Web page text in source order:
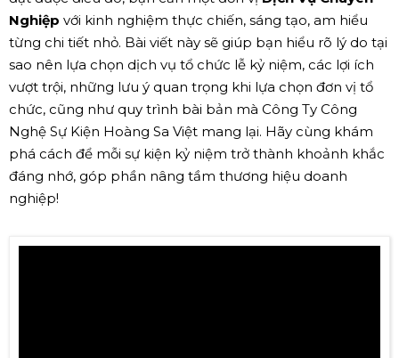
Nghiệp với kinh nghiệm thực chiến, sáng tạo, am hiểu
từng chi tiết nhỏ. Bài viết này sẽ giúp bạn hiểu rõ lý do tại
sao nên lựa chọn dịch vụ tổ chức lễ kỷ niệm, các lợi ích
vượt trội, những lưu ý quan trọng khi lựa chọn đơn vị tổ
chức, cũng như quy trình bài bản mà Công Ty Công
Nghệ Sự Kiện Hoàng Sa Việt mang lại. Hãy cùng khám
phá cách để mỗi sự kiện kỷ niệm trở thành khoảnh khắc
đáng nhớ, góp phần nâng tầm thương hiệu doanh
nghiệp!